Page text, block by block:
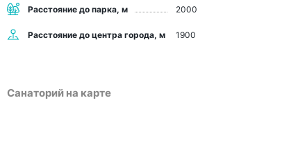
Расстояние до парка, м 2000
Расстояние до центра города, м 1900
Санаторий на карте